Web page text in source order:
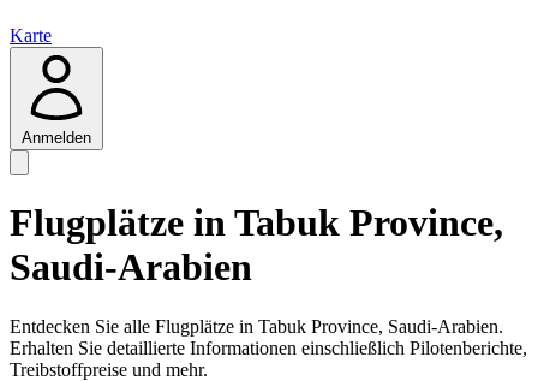
Karte
Anmelden
Flugplätze in Tabuk Province,
Saudi-Arabien
Entdecken Sie alle Flugplätze in Tabuk Province, Saudi-Arabien.
Erhalten Sie detaillierte Informationen einschließlich Pilotenberichte,
Treibstoffpreise und mehr.